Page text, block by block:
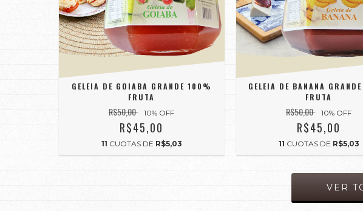
GELEIA DE GOIABA GRANDE 100%
FRUTA
R$50,00 10% OFF
R$45,00
11 CUOTAS DE R$5,03
GELEIA DE BANANA
FRUTA
R$50,00 10% OFF
R$45,00
11 CUOTAS DE R$5,03
VER